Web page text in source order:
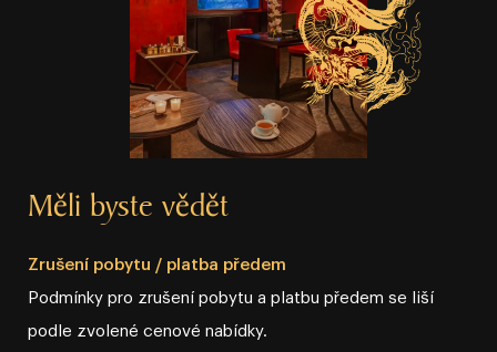
Měli byste vědět
Zrušení pobytu / platba předem
Podmínky pro zrušení pobytu a platbu předem se liší
podle zvolené cenové nabídky.